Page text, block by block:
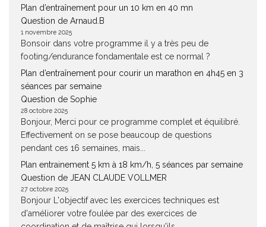
Plan d’entraînement pour un 10 km en 40 mn
Question de Arnaud.B
1 novembre 2025
Bonsoir dans votre programme il y a très peu de
footing/endurance fondamentale est ce normal ?
Plan d’entraînement pour courir un marathon en 4h45 en 3
séances par semaine
Question de Sophie
28 octobre 2025
Bonjour, Merci pour ce programme complet et équilibré.
Effectivement on se pose beaucoup de questions
pendant ces 16 semaines, mais...
Plan entrainement 5 km à 18 km/h, 5 séances par semaine
Question de JEAN CLAUDE VOLLMER
27 octobre 2025
Bonjour L'objectif avec les exercices techniques est
d'améliorer votre foulée par des exercices de